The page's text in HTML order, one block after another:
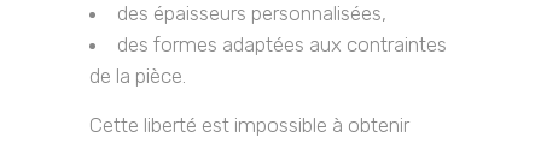
des épaisseurs personnalisées,
des formes adaptées aux contraintes
de la pièce.
Cette liberté est impossible à obtenir